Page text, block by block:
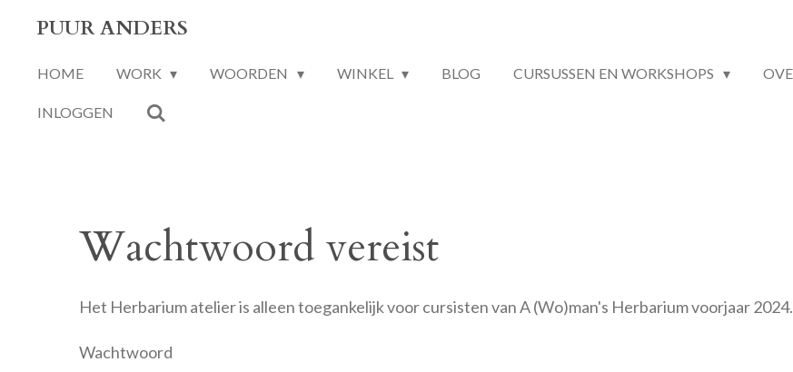
naar
PUUR ANDERS
HOME WORK WOORDEN WINKEL BLOG CURSUSSEN EN WORKSHOPS
INLOGGEN
Wachtwoord vereist
Het Herbarium atelier is alleen toegankelijk voor cursisten van A (Wo)man's Herbarium voorjaar 2024.
Wachtwoord